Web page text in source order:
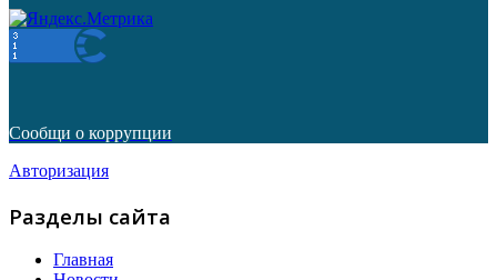
Сообщи о коррупции
Авторизация
Разделы сайта
Главная